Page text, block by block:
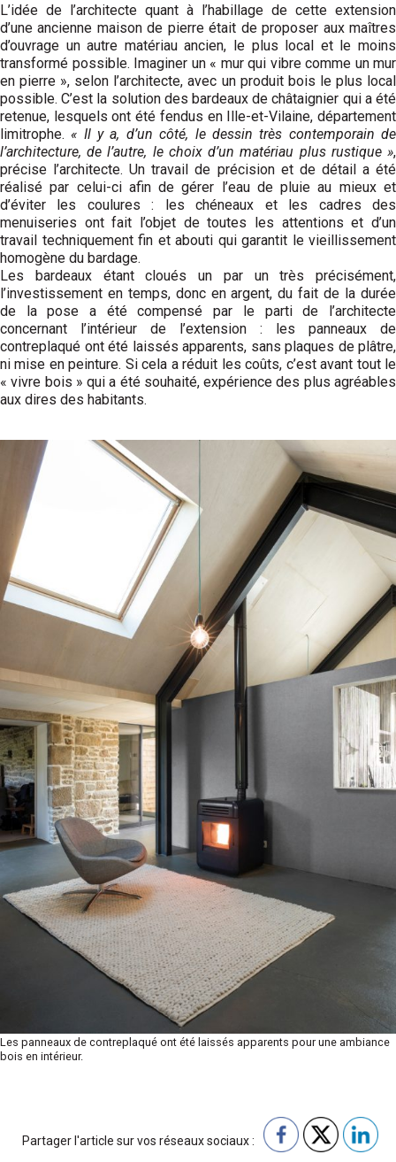
L’idée de l’architecte quant à l’habillage de cette extension
d’une ancienne maison de pierre était de proposer aux maîtres
d’ouvrage un autre matériau ancien, le plus local et le moins
transformé possible. Imaginer un « mur qui vibre comme un mur
en pierre », selon l’architecte, avec un produit bois le plus local
possible. C’est la solution des bardeaux de châtaignier qui a été
retenue, lesquels ont été fendus en Ille-et-Vilaine, département
limitrophe. « Il y a, d’un côté, le dessin très contemporain de
l’architecture, de l’autre, le choix d’un matériau plus rustique »,
précise l’architecte. Un travail de précision et de détail a été
réalisé par celui-ci afin de gérer l’eau de pluie au mieux et
d’éviter les coulures : les chéneaux et les cadres des
menuiseries ont fait l’objet de toutes les attentions et d’un
travail techniquement fin et abouti qui garantit le vieillissement
homogène du bardage.
Les bardeaux étant cloués un par un très précisément,
l’investissement en temps, donc en argent, du fait de la durée
de la pose a été compensé par le parti de l’architecte
concernant l’intérieur de l’extension : les panneaux de
contreplaqué ont été laissés apparents, sans plaques de plâtre,
ni mise en peinture. Si cela a réduit les coûts, c’est avant tout le
« vivre bois » qui a été souhaité, expérience des plus agréables
aux dires des habitants.
Les panneaux de contreplaqué ont été laissés apparents pour une ambiance
bois en intérieur.
Partager l'article sur vos réseaux sociaux :